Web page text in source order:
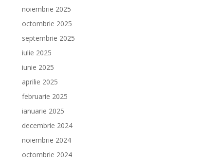
noiembrie 2025
octombrie 2025
septembrie 2025
iulie 2025
iunie 2025
aprilie 2025
februarie 2025
ianuarie 2025
decembrie 2024
noiembrie 2024
octombrie 2024